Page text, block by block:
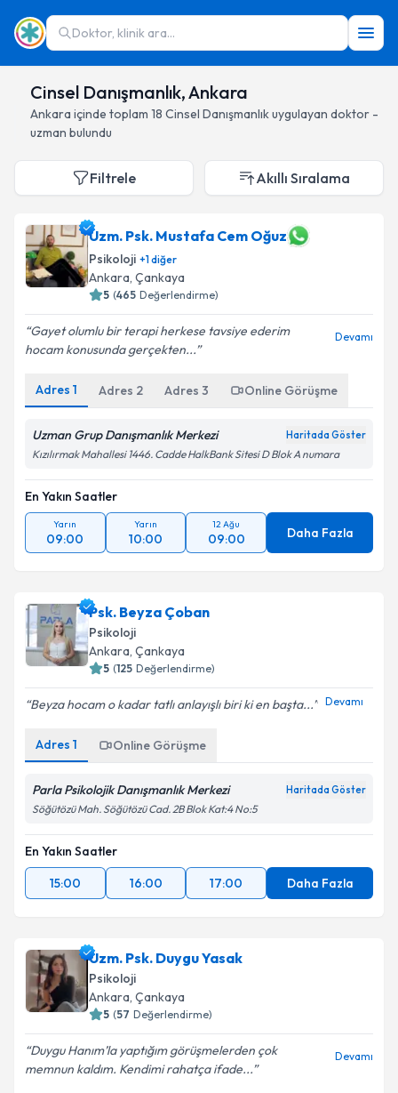
Doktor, klinik ara...
Cinsel Danışmanlık, Ankara
Ankara içinde toplam 18 Cinsel Danışmanlıkuygulayan doktor -
uzman bulundu
Filtrele Akıllı Sıralama
Uzm. Psk. Mustafa Cem Oğuz
Psikoloji +1diğer
Ankara, Çankaya
5 (465 Değerlendirme)
Gayet olumlu bir terapi herkese tavsiye ederim
hocam konusunda gerçekten...
Devamı
Adres 1 Adres 2 Adres 3 Online Görüşme
Uzman Grup Danışmanlık Merkezi Haritada Göster
Kızılırmak Mahallesi 1446. Cadde HalkBank Sitesi D Blok A numara
En Yakın Saatler
Yarın
09:00
Yarın
10:00
12 Ağu
09:00 Daha Fazla
Psk. Beyza Çoban
Psikoloji
Ankara, Çankaya
5 (125 Değerlendirme)
Beyza hocam o kadar tatlı anlayışlı biri ki en başta... Devamı
Adres 1 Online Görüşme
Parla Psikolojik Danışmanlık Merkezi Haritada Göster
Söğütözü Mah. Söğütözü Cad. 2B Blok Kat:4 No:5
En Yakın Saatler
15:00
16:00 17:00 Daha Fazla
Uzm. Psk. Duygu Yasak
Psikoloji
Ankara, Çankaya
5 (57 Değerlendirme)
Duygu Hanım’la yaptığım görüşmelerden çok
memnun kaldım. Kendimi rahatça ifade...
Devamı